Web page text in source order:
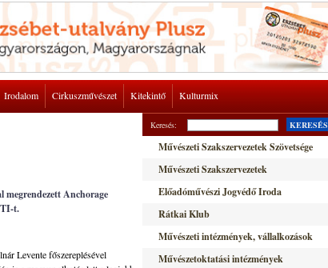
Irodalom Cirkuszművészet Kitekintő Kulturmix
Anchorage
t.
Levente főszereplésével
Keresés: KERESÉS
Művészeti Szakszervezetek Szövetsége
Művészeti Szakszervezetek
Előadóművészi Jogvédő Iroda
Rátkai Klub
Művészeti intézmények, vállalkozások
Művészetoktatási intézmények